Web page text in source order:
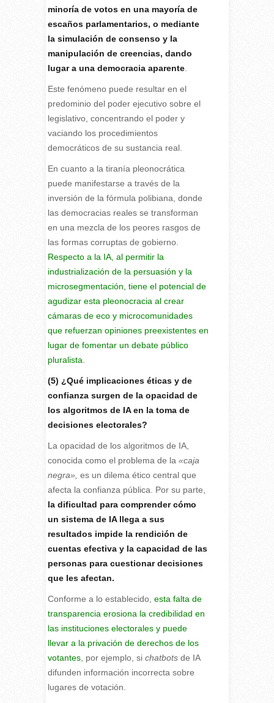
minoría de votos en una mayoría de
escaños parlamentarios, o mediante
la simulación de consenso y la
manipulación de creencias, dando
lugar a una democracia aparente.
Este fenómeno puede resultar en el
predominio del poder ejecutivo sobre el
legislativo, concentrando el poder y
vaciando los procedimientos
democráticos de su sustancia real.
En cuanto a la tiranía pleonocrática
puede manifestarse a través de la
inversión de la fórmula polibiana, donde
las democracias reales se transforman
en una mezcla de los peores rasgos de
las formas corruptas de gobierno.
Respecto a la IA, al permitir la
industrialización de la persuasión y la
microsegmentación, tiene el potencial de
agudizar esta pleonocracia al crear
cámaras de eco y microcomunidades
que refuerzan opiniones preexistentes en
lugar de fomentar un debate público
pluralista.
(5) ¿Qué implicaciones éticas y de
confianza surgen de la opacidad de
los algoritmos de IA en la toma de
decisiones electorales?
La opacidad de los algoritmos de IA,
conocida como el problema de la «caja
negra», es un dilema ético central que
afecta la confianza pública. Por su parte,
la dificultad para comprender cómo
un sistema de IA llega a sus
resultados impide la rendición de
cuentas efectiva y la capacidad de las
personas para cuestionar decisiones
que les afectan.
Conforme a lo establecido, esta falta de
transparencia erosiona la credibilidad en
las instituciones electorales y puede
llevar a la privación de derechos de los
votantes, por ejemplo, si chatbotsde IA
difunden información incorrecta sobre
lugares de votación.